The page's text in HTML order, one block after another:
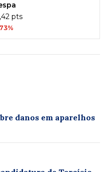
pts
danos em aparelhos